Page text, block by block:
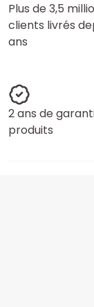
Plus de 3,5
clients livrés
ans
2 ans de
produits